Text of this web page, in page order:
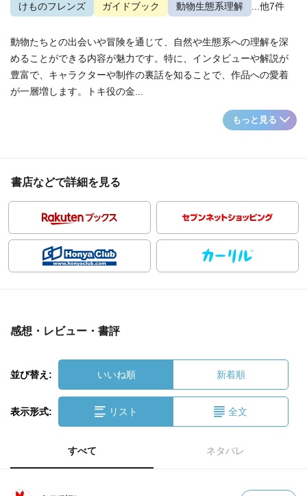
けものフレンズ ガイドブック 動物生態系理解 ...他7件
動物たちとの出会いや冒険を通じて、自然や生態系への理解を深
めることができる内容が魅力です。特に、インタビューや解説が
豊富で、キャラクターや制作の裏話を知ることで、作品への愛着
が一層増します。トキ役の金...
もっと見る
書店などで詳細を見る
感想・レビュー・書評
並び替え: いいね順 新着順
表示形式: リスト 全文
すべて ネタバレ